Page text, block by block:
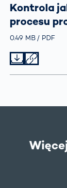
Kontrola
procesu
Größe
0.49 MB TypPDF